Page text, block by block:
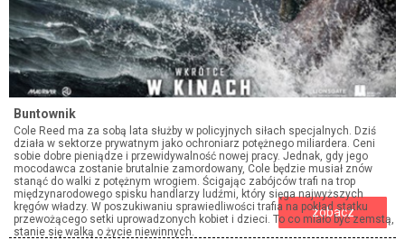
Buntownik
Cole Reed ma za sobą lata służby w policyjnych siłach specjalnych. Dziś
działa w sektorze prywatnym jako ochroniarz potężnego miliardera. Ceni
sobie dobre pieniądze i przewidywalność nowej pracy. Jednak, gdy jego
mocodawca zostanie brutalnie zamordowany, Cole będzie musiał znów
stanąć do walki z potężnym wrogiem. Ścigając zabójców trafi na trop
międzynarodowego spisku handlarzy ludźmi, który sięga najwyższych
kręgów władzy. W poszukiwaniu sprawiedliwości trafia na pokład statku
przewożącego setki uprowadzonych kobiet i dzieci. To co miało być zemstą,
stanie się walką o życie niewinnych.
zobacz